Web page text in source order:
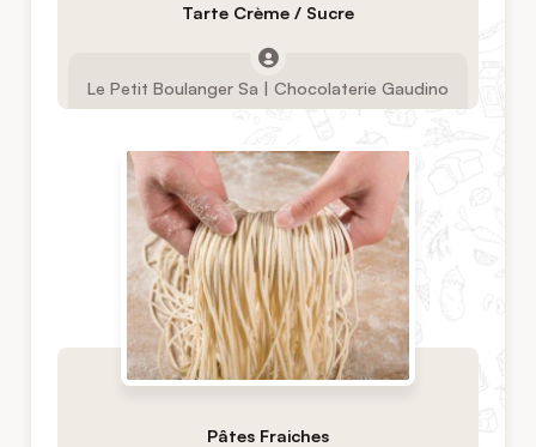
Tarte Crème / Sucre
Le Petit Boulanger Sa | Chocolaterie Gaudino
Pâtes Fraiches